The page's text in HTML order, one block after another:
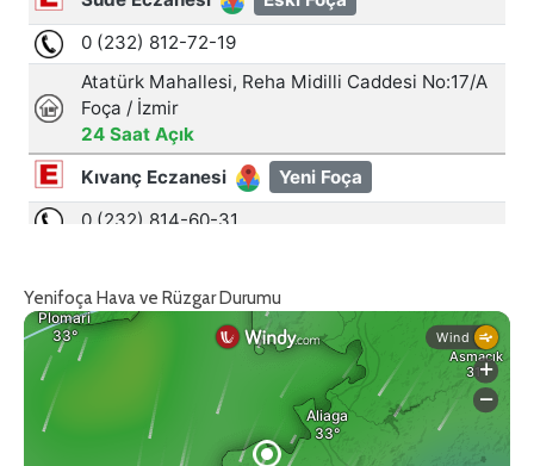
Yenifoça Hava ve Rüzgar Durumu